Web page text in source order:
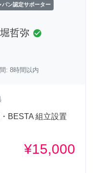
パン認定サポーター
哲弥 check_circle
: 8時間以内
BESTA 組立設置
¥15,000